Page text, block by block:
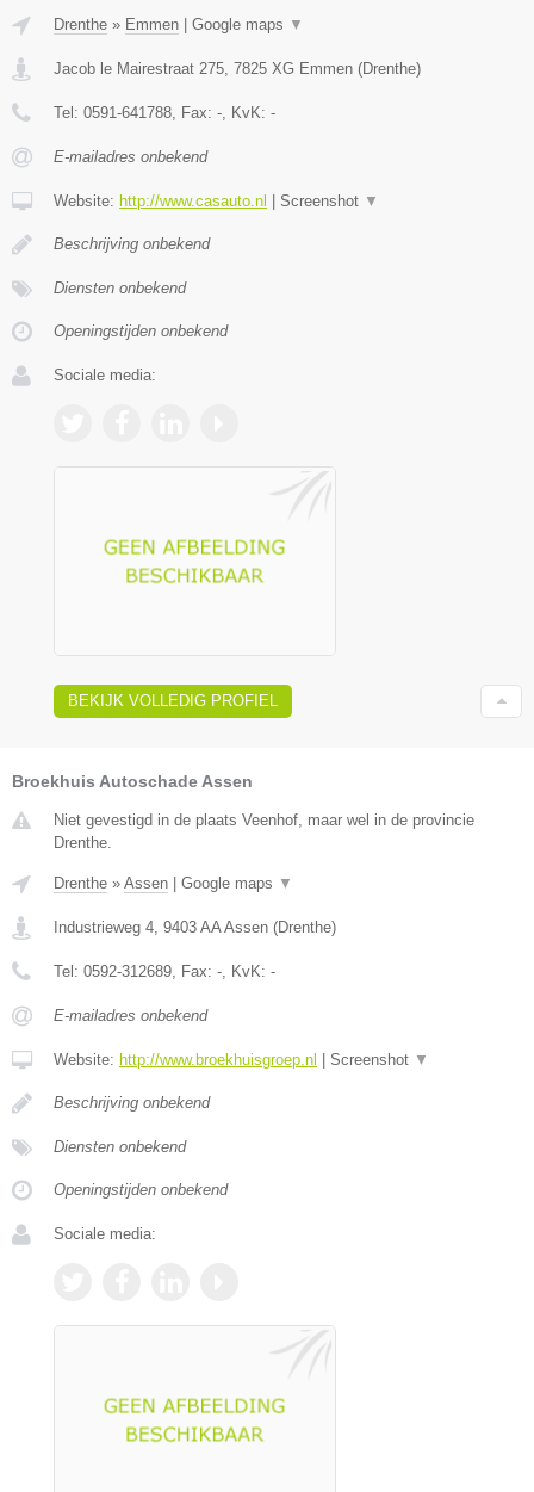
Drenthe » Emmen Google maps ▼
Jacob le Mairestraat 275, 7825 XG Emmen (Drenthe)
Tel: 0591-641788, Fax: -, KvK: -
E-mailadres onbekend
Website: http://www.casauto.nl Screenshot ▼
Beschrijving onbekend
Diensten onbekend
Openingstijden onbekend
Sociale media:
BEKIJK VOLLEDIG PROFIEL
Broekhuis Autoschade Assen
Niet gevestigd in de plaats Veenhof, maar wel in de provincie
Drenthe.
Drenthe » Assen Google maps ▼
Industrieweg 4 9403 AA Assen (Drenthe)
Tel: 0592-312689 , Fax: - , KvK: -
E-mailadres onbekend
Website: http://www.broekhuisgroep.nl Screenshot ▼
Beschrijving onbekend
Diensten onbekend
Openingstijden onbekend
Sociale media: